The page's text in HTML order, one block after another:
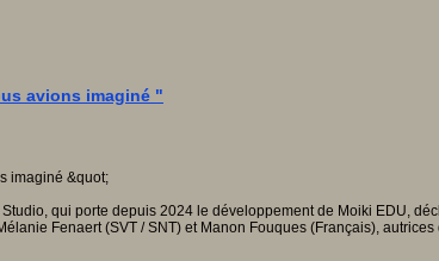
avions imaginé "
qui porte depuis 2024 le développement de Moiki EDU,
Fenaert (SVT / SNT) et Manon Fouques (Français),